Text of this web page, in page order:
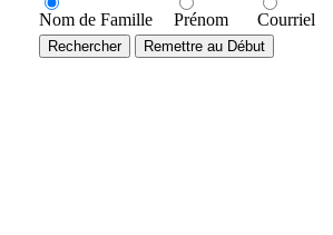
Nom de Famille Prénom Courriel